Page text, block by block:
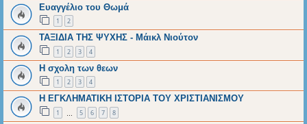
Ευαγγέλιο του Θωμά
1 2
ΤΑΞΙΔΙΑ ΤΗΣ ΨΥΧΗΣ - Μάικλ Νιούτον
1 2 3 4
Η σχολη των θεων
1 2 3 4
Η ΕΓΚΛΗΜΑΤΙΚΗ ΙΣΤΟΡΙΑ ΤΟΥ ΧΡΙΣΤΙΑΝΙΣΜΟΥ
1 5 6 7 8